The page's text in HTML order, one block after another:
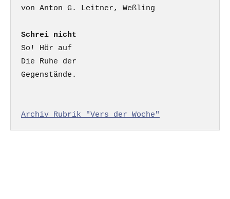
Schrei nicht
So! Hör auf
Die Ruhe der
Gegenstände.
Archiv Rubrik "Vers der Woche"